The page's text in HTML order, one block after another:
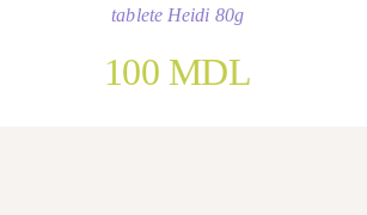
tablete Heidi 80g
100 MDL